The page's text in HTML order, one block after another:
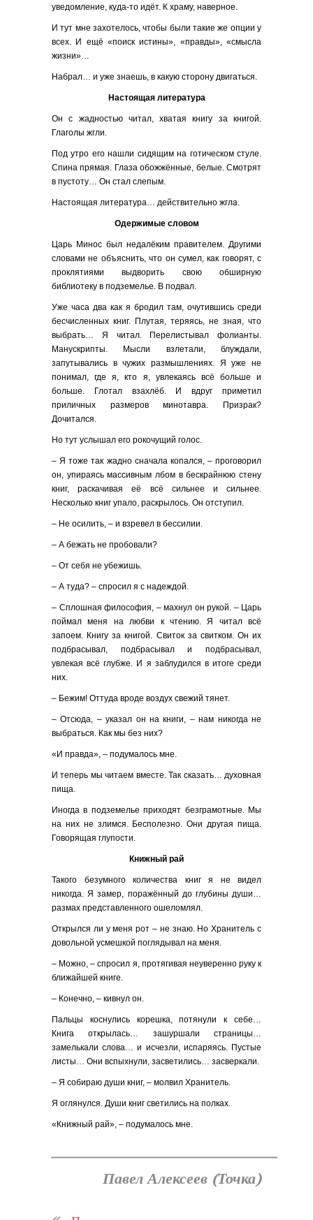
уведомление, куда-то идёт. К храму, наверное.
И тут мне захотелось, чтобы были такие же опции у
всех. И ещё «поиск истины», «правды», «смысла
жизни»…
Набрал… и уже знаешь, в какую сторону двигаться.
Настоящая литература
Он с жадностью читал, хватая книгу за книгой.
Глаголы жгли.
Под утро его нашли сидящим на готическом стуле.
Спина прямая. Глаза обожжённые, белые. Смотрят
в пустоту… Он стал слепым.
Настоящая литература… действительно жгла.
Одержимые словом
Царь Минос был недалёким правителем. Другими
словами не объяснить, что он сумел, как говорят, с
проклятиями выдворить свою обширную
библиотеку в подземелье. В подвал.
Уже часа два как я бродил там, очутившись среди
бесчисленных книг. Плутая, теряясь, не зная, что
выбрать… Я читал. Перелистывал фолианты.
Манускрипты. Мысли взлетали, блуждали,
запутывались в чужих размышлениях. Я уже не
понимал, где я, кто я, увлекаясь всё больше и
больше. Глотал взахлёб. И вдруг приметил
приличных размеров минотавра. Призрак?
Дочитался.
Но тут услышал его рокочущий голос.
– Я тоже так жадно сначала копался, – проговорил
он, упираясь массивным лбом в бескрайнюю стену
книг, раскачивая её всё сильнее и сильнее.
Несколько книг упало, раскрылось. Он отступил.
– Не осилить, – и взревел в бессилии.
– А бежать не пробовали?
– От себя не убежишь.
– А туда? – спросил я с надеждой.
– Сплошная философия, – махнул он рукой. – Царь
поймал меня на любви к чтению. Я читал всё
запоем. Книгу за книгой. Свиток за свитком. Он их
подбрасывал, подбрасывал и подбрасывал,
увлекая всё глубже. И я заблудился в итоге среди
них.
– Бежим! Оттуда вроде воздух свежий тянет.
– Отсюда, – указал он на книги, – нам никогда не
выбраться. Как мы без них?
«И правда», – подумалось мне.
И теперь мы читаем вместе. Так сказать… духовная
пища.
Иногда в подземелье приходят безграмотные. Мы
на них не злимся. Бесполезно. Они другая пища.
Говорящая глупости.
Книжный рай
Такого безумного количества книг я не видел
никогда. Я замер, поражённый до глубины души…
размах представленного ошеломлял.
Открылся ли у меня рот – не знаю. Но Хранитель с
довольной усмешкой поглядывал на меня.
– Можно, – спросил я, протягивая неуверенно руку к
ближайшей книге.
– Конечно, – кивнул он.
Пальцы коснулись корешка, потянули к себе…
Книга открылась… зашуршали страницы…
замелькали слова… и исчезли, испаряясь. Пустые
листы… Они вспыхнули, засветились… засверкали.
– Я собираю души книг, – молвил Хранитель.
Я оглянулся. Души книг светились на полках.
«Книжный рай», – подумалось мне.
Павел Алексеев (Точка)